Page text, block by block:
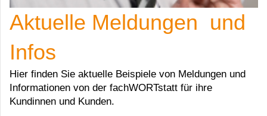
Aktuelle Meldungen und
Infos
Hier finden Sie aktuelle Beispiele von Meldungen und
Informationen von der fachWORTstatt für ihre
Kundinnen und Kunden.